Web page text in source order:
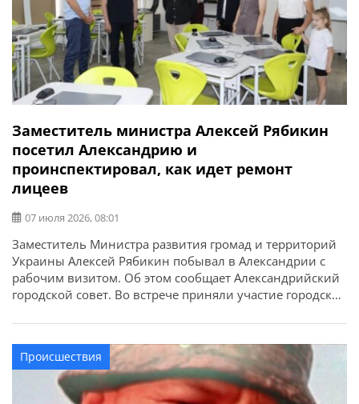
Заместитель министра Алексей Рябикин
посетил Александрию и
проинспектировал, как идет ремонт
лицеев
07 июля 2026, 08:01
Заместитель Министра развития громад и территорий
Украины Алексей Рябикин побывал в Александрии с
рабочим визитом. Об этом сообщает Александрийский
городской совет. Во встрече приняли участие городской
Андрей Райкович, председатель Александрийской РВА
Ольга Кориненко, руководители образовательной
сферы, учебных заведений и представители подрядной
организации. Они осмотрели ход реализации двух
важных для […]
Происшествия